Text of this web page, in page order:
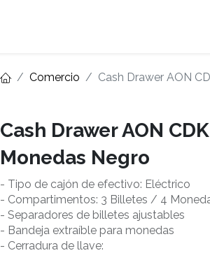
Comercio Cash Drawer AON
Cash Drawer AON
Monedas Negro
- Tipo de cajón de efectivo: Eléctrico
- Compartimentos: 3 Billetes / 4
- Separadores de billetes ajustables
- Bandeja extraíble para monedas
- Cerradura de llave: